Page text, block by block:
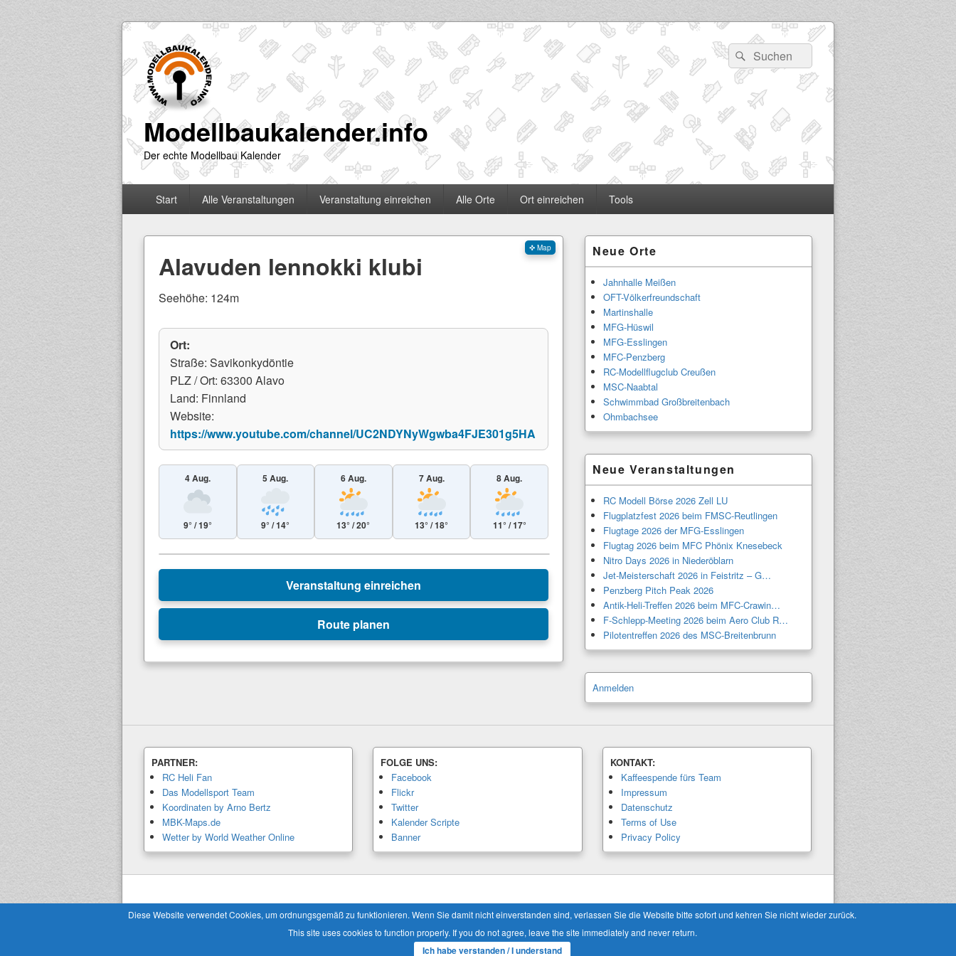
Modellbaukalender.info
Der echte Modellbau Kalender
Suchen
nach:
Suchen
Start Alle Veranstaltungen Veranstaltung einreichen Alle Orte Ort einreichen Tools
✜ Map
Alavuden lennokki klubi
Seehöhe: 124m
Ort:
Straße: Savikonkydöntie
PLZ / Ort: 63300 Alavo
Land: Finnland
Website:
https://www.youtube.com/channel/UC2NDYNyWgwba4FJE301g5HA
4 Aug.
9° / 19°
5 Aug.
9° / 14°
6 Aug.
13° / 20°
7 Aug.
13° / 18°
8 Aug.
11° / 17°
+
Veranstaltung einreichen
Route planen
Primärer
Seitenleisten-
Widgetbereich
Neue Orte
Jahnhalle Meißen
OFT-Völkerfreundschaft
Martinshalle
MFG-Hüswil
MFG-Esslingen
MFC-Penzberg
RC-Modellflugclub Creußen
MSC-Naabtal
Schwimmbad Großbreitenbach
Ohmbachsee
Neue Veranstaltungen
RC Modell Börse 2026 Zell LU
Flugplatzfest 2026 beim FMSC-Reutlingen
Flugtage 2026 der MFG-Esslingen
Flugtag 2026 beim MFC Phönix Knesebeck
Nitro Days 2026 in Niederöblarn
Jet-Meisterschaft 2026 in Feistritz – G…
Penzberg Pitch Peak 2026
Antik-Heli-Treffen 2026 beim MFC-Crawin…
F-Schlepp-Meeting 2026 beim Aero Club R…
Pilotentreffen 2026 des MSC-Breitenbrunn
Anmelden
PARTNER:
RC Heli Fan
Das Modellsport Team
Koordinaten by Arno Bertz
MBK-Maps.de
Wetter by World Weather Online
FOLGE UNS:
Facebook
Flickr
Twitter
Kalender Scripte
Banner
KONTAKT:
Kaffeespende fürs Team
Impressum
Datenschutz
Terms of Use
Privacy Policy
Copyright © 2026 Modellbaukalender.info . Alle Rechte vorbehalten. Theme: Catch Box by Catch Themes
Diese Website verwendet Cookies, um ordnungsgemäß zu funktionieren. Wenn Sie damit nicht einverstanden sind, verlassen Sie die Website bitte sofort und kehren Sie nicht wieder zurück.
This site uses cookies to function properly. If you do not agree, leave the site immediately and never return.
Ich habe verstanden / I understand